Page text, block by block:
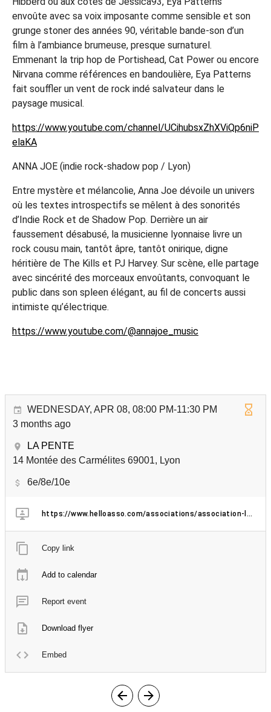
envoûte avec sa voix imposante comme sensible et son
grunge stoner des années 90, véritable bande-son d’un
film à l’ambiance brumeuse, presque surnaturel.
Emmenant la trip hop de Portishead, Cat Power ou encore
Nirvana comme références en bandoulière, Eya Patterns
fait souffler un vent de rock indé salvateur dans le
paysage musical.
https://www.youtube.com/channel/UCihubsxZhXViQp6niP
elaKA
ANNA JOE (indie rock-shadow pop / Lyon)
Entre mystère et mélancolie, Anna Joe dévoile un univers
où les textes introspectifs se mêlent à des sonorités
d’Indie Rock et de Shadow Pop. Derrière un air
faussement désabusé, la musicienne lyonnaise livre un
rock cousu main, tantôt âpre, tantôt onirique, digne
héritière de The Kills et PJ Harvey. Sur scène, elle partage
avec sincérité des morceaux envoûtants, convoquant le
public dans son spleen élégant, au fil de concerts aussi
intimiste qu’électrique.
https://www.youtube.com/@annajoe_music
WEDNESDAY, APR 08, 08:00 PM-11:30 PM
3 months ago
LA PENTE
14 Montée des Carmélites 69001, Lyon
6e/8e/10e
https://www.helloasso.com/associations/association-la-menagerie/evenements/la-menagerie-eya-patterns-dream-grunge-x-anna-joe-shadow-pop-a-lapente
Copy link
Add to calendar
Report event
Download flyer
Embed